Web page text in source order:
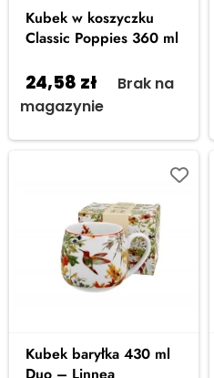
Kubek w koszyczku
Classic Poppies 360 ml
24,58 zł
Brak na
magazynie
Kubek baryłka 430 ml